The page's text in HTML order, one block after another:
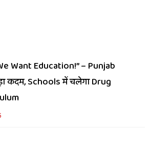
Want Education!” – Punjab
कदम, Schools में चलेगा Drug